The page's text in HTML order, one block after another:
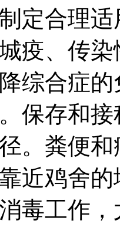
定合理
疫、传
综合症
保存和
。粪便
近鸡舍
毒工作